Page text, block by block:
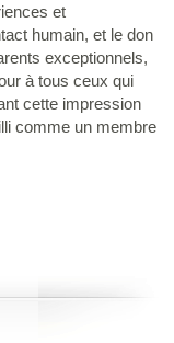
et
humain, et le don
exceptionnels,
à tous ceux qui
cette impression
comme un membre